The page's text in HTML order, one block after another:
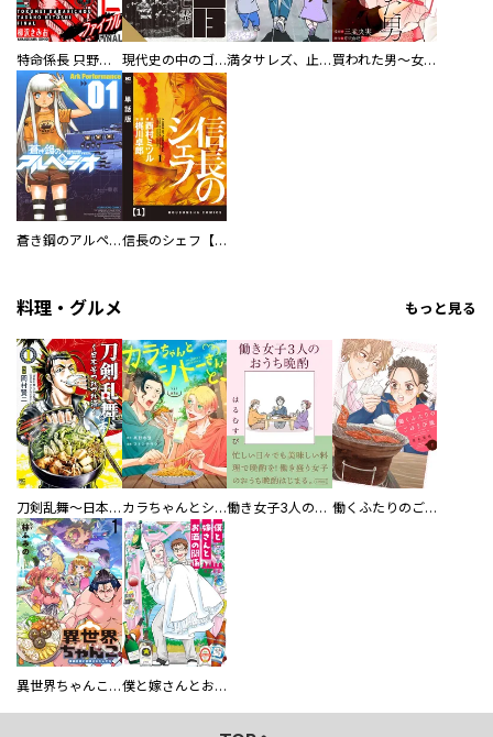
特命係長 只野仁ファイナル 愛蔵版 現代史の中のゴルゴ13 満タサレズ、止メラレズ 買われた男～女性限定快感セラピスト～【描き下ろしおまけ付き特装版】
蒼き鋼のアルペジオ 信長のシェフ【単話版】
料理・グルメ もっと見る
刀剣乱舞～日本号つれづれ酒～ カラちゃんとシトーさんと、 【分冊版】 働き女子3人のおうち晩酌 働くふたりのごほうび飯
異世界ちゃんこ～横綱目前に召喚されたんだが～ 【連載版】 僕と嫁さんとお酒の関係